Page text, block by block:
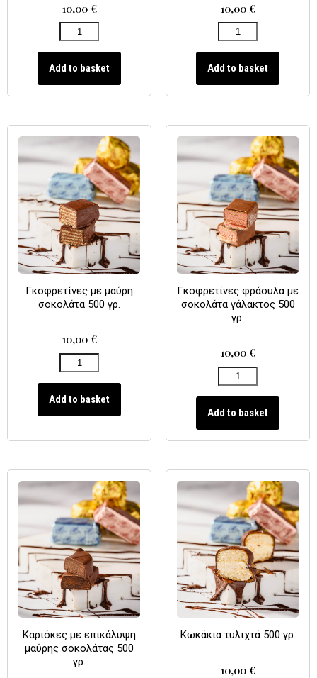
10,00 €
Add to basket
10,00 €
Add to basket
Γκοφρετίνες με μαύρη
σοκολάτα 500 γρ.
10,00 €
Add to basket
Γκοφρετίνες φράουλα με
σοκολάτα γάλακτος 500
γρ.
10,00 €
Add to basket
Καριόκες με επικάλυψη
μαύρης σοκολάτας 500
γρ.
Κωκάκια τυλιχτά 500 γρ.
10,00 €